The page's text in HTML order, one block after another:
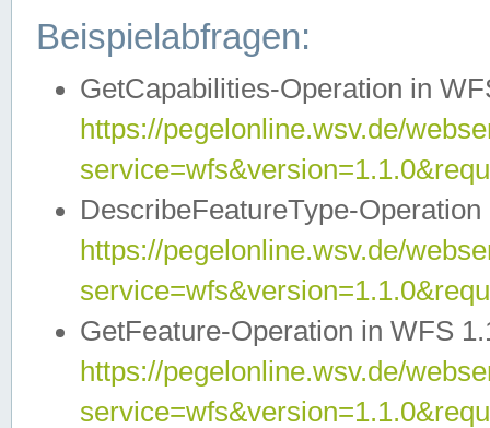
Beispielabfragen:
GetCapabilities-Operation in
https://pegelonline.wsv.de/
DescribeFeatureType-
https://pegelonline.wsv.de/
GetFeature-Operation in WFS
https://pegelonline.wsv.de/